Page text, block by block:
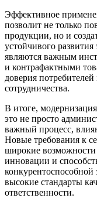
Эффективное
позволит не только
продукции, но и
устойчивого
являются важным
и контрафактными
доверия
сотрудничества.
В итоге,
это не просто
важный процесс,
Новые требования к
широкие возможности
инновации и
высокие стандарты
ответственности.